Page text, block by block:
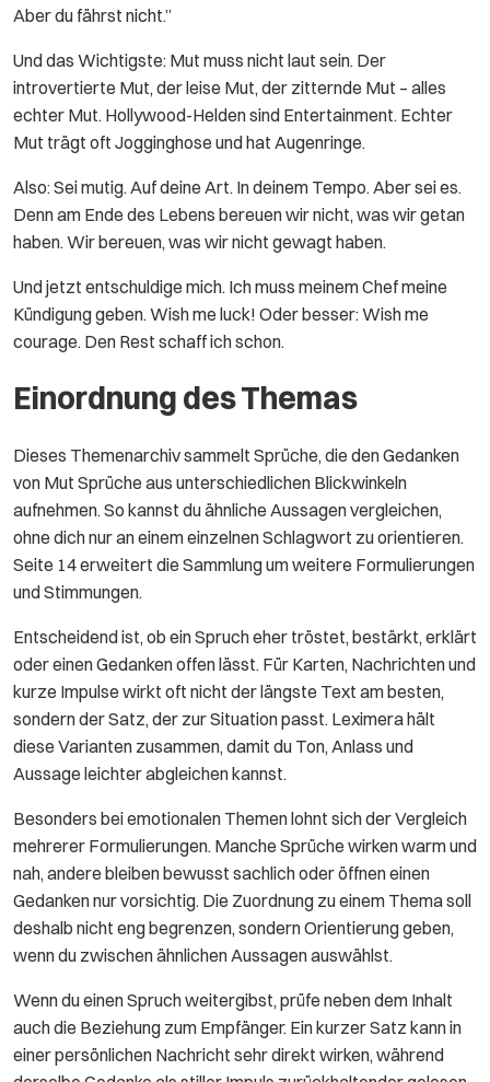
Aber du fährst nicht.”
Und das Wichtigste: Mut muss nicht laut sein. Der
introvertierte Mut, der leise Mut, der zitternde Mut – alles
echter Mut. Hollywood-Helden sind Entertainment. Echter
Mut trägt oft Jogginghose und hat Augenringe.
Also: Sei mutig. Auf deine Art. In deinem Tempo. Aber sei es.
Denn am Ende des Lebens bereuen wir nicht, was wir getan
haben. Wir bereuen, was wir nicht gewagt haben.
Und jetzt entschuldige mich. Ich muss meinem Chef meine
Kündigung geben. Wish me luck! Oder besser: Wish me
courage. Den Rest schaff ich schon.
Einordnung des Themas
Dieses Themenarchiv sammelt Sprüche, die den Gedanken
von Mut Sprüche aus unterschiedlichen Blickwinkeln
aufnehmen. So kannst du ähnliche Aussagen vergleichen,
ohne dich nur an einem einzelnen Schlagwort zu orientieren.
Seite 14 erweitert die Sammlung um weitere Formulierungen
und Stimmungen.
Entscheidend ist, ob ein Spruch eher tröstet, bestärkt, erklärt
oder einen Gedanken offen lässt. Für Karten, Nachrichten und
kurze Impulse wirkt oft nicht der längste Text am besten,
sondern der Satz, der zur Situation passt. Leximera hält
diese Varianten zusammen, damit du Ton, Anlass und
Aussage leichter abgleichen kannst.
Besonders bei emotionalen Themen lohnt sich der Vergleich
mehrerer Formulierungen. Manche Sprüche wirken warm und
nah, andere bleiben bewusst sachlich oder öffnen einen
Gedanken nur vorsichtig. Die Zuordnung zu einem Thema soll
deshalb nicht eng begrenzen, sondern Orientierung geben,
wenn du zwischen ähnlichen Aussagen auswählst.
Wenn du einen Spruch weitergibst, prüfe neben dem Inhalt
auch die Beziehung zum Empfänger. Ein kurzer Satz kann in
einer persönlichen Nachricht sehr direkt wirken, während